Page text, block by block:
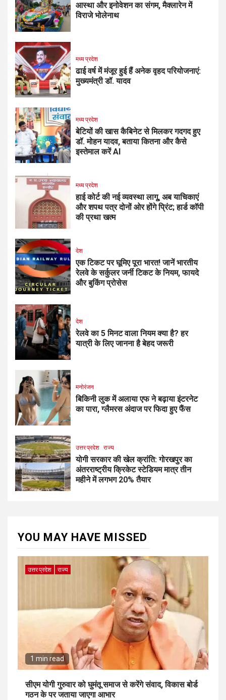
आस्था और इनोवेशन का संगम, मैक्लारेन में
विराजे भोलेनाथ
मध्य प्रदेश
ढाई वर्ष में मंजूर हुई हैं अनेक वृहद परियोजनाएं:
मुख्यमंत्री डॉ. यादव
मध्य प्रदेश
बेटियों की खास कैबिनेट से मिलकर गदगद हुए
डॉ. मोहन यादव, बताया कितना और कैसे
इस्तेमाल करें AI
मध्य प्रदेश
हाई कोर्ट की नई व्यवस्था लागू, अब याचिकाएं
और शपथ पत्र दोनों ओर होंगे प्रिंट; हार्ड कॉपी
की प्रथा खत्म
देश
एक टिकट पर घूमिए पूरा भारत! जानें भारतीय
रेलवे के सर्कुलर जर्नी टिकट के नियम, फायदे
और बुकिंग प्रोसेस
देश
रेलवे का 5 मिनट वाला नियम क्या है? हर
यात्री के लिए जानना है बेहद जरूरी
मनोरंजन
बिकिनी लुक में अलाया एफ ने बढ़ाया इंटरनेट
का पारा, ग्लैमरस अंदाज पर फिदा हुए फैंस
उत्तर प्रदेश राज्य
योगी सरकार की खेल क्रांति: गोरखपुर का
अंतरराष्ट्रीय क्रिकेट स्टेडियम मात्र तीन
महीने में लगभग 20% तैयार
YOU MAY HAVE MISSED
उत्तर प्रदेश राज्य
1 min read
सीएम योगी गुरुवार को घुमंतू समाज से करेंगे संवाद, विकास बोर्ड
गठन के पर जताया जाएगा आभार